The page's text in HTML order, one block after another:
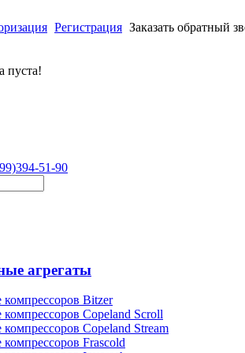
Регистрация Заказать обратный
пуста!
51-90
агрегаты
компрессоров Bitzer
компрессоров Copeland Scroll
компрессоров Copeland Stream
компрессоров Frascold